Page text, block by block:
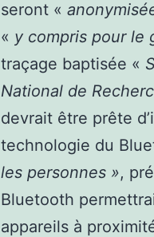
seront «
« y compris pour le
traçage baptisée «
National de
devrait être prête
technologie du
les personnes »,
Bluetooth
appareils à